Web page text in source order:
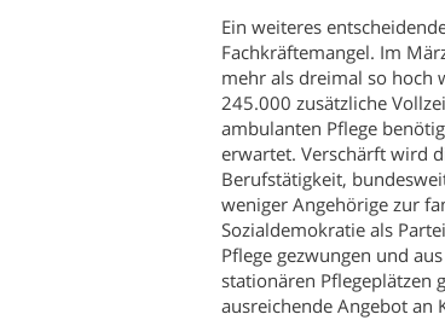
Ein weiteres
Fachkräftemangel. Im
mehr als dreimal so hoch
245.000 zusätzliche
ambulanten Pflege
erwartet. Verschärft wird
Berufstätigkeit,
weniger Angehörige zur
Sozialdemokratie als
Pflege gezwungen und
stationären Pflegeplätzen
ausreichende Angebot an